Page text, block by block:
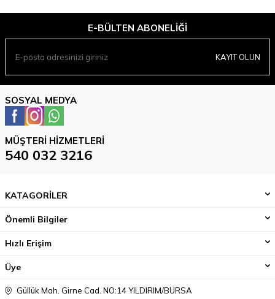
E-BÜLTEN ABONELIĞI
KAYIT OLUN
SOSYAL MEDYA
MÜŞTERI HIZMETLERI
540 032 3216
KATAGORİLER
Önemli Bilgiler
Hızlı Erişim
Üye
Güllük Mah. Girne Cad. NO:14 YILDIRIM/BURSA